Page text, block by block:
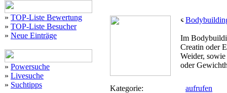
» TOP-Liste Bewertung
» TOP-Liste Besucher
» Neue Einträge
» Powersuche
» Livesuche
» Suchtipps
Im
Creatin oder
Weider,
oder
Kategorie:
aufrufen